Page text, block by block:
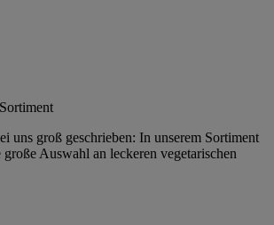
uns groß geschrieben: In unserem Sortiment
Auswahl an leckeren vegetarischen